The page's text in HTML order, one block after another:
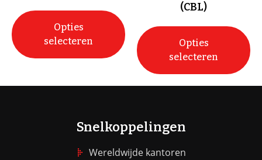
Opties
selecteren
(CBL)
Opties
selecteren
Snelkoppelingen
Wereldwijde kantoren